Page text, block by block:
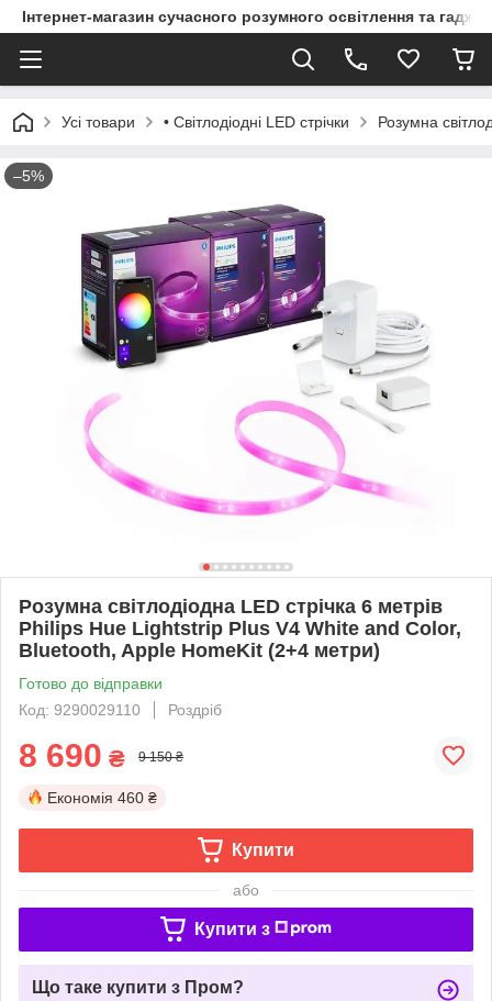
Інтернет-магазин сучасного розумного освітлення та
Усі товари • Світлодіодні LED стрічки Розумна
–5%
Розумна світлодіодна LED стрічка 6 метрів
Philips Hue Lightstrip Plus V4 White and Color,
Bluetooth, Apple HomeKit (2+4 метри)
Готово до відправки
Код: 9290029110
Роздріб
8 690 ₴ 9 150 ₴
Економія 460 ₴
Купити
або
Купити з
Що таке купити з Пром?